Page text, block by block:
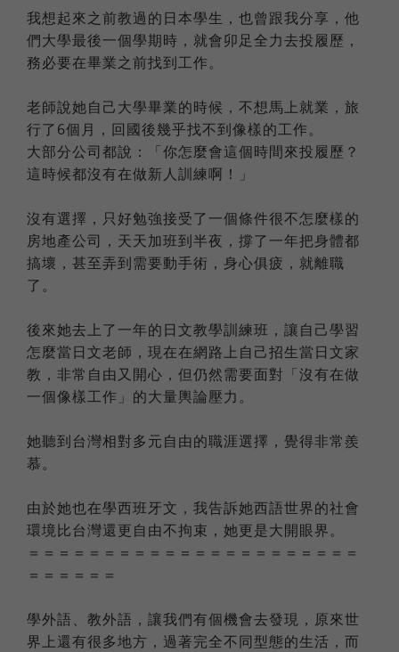
我想起來之前教過的日本學生，也曾跟我分享，他
們大學最後一個學期時，就會卯足全力去投履歷，
務必要在畢業之前找到工作。
老師說她自己大學畢業的時候，不想馬上就業，旅
行了6個月，回國後幾乎找不到像樣的工作。
大部分公司都說：「你怎麼會這個時間來投履歷？
這時候都沒有在做新人訓練啊！」
沒有選擇，只好勉強接受了一個條件很不怎麼樣的
房地產公司，天天加班到半夜，撐了一年把身體都
搞壞，甚至弄到需要動手術，身心俱疲，就離職
了。
後來她去上了一年的日文教學訓練班，讓自己學習
怎麼當日文老師，現在在網路上自己招生當日文家
教，非常自由又開心，但仍然需要面對「沒有在做
一個像樣工作」的大量輿論壓力。
她聽到台灣相對多元自由的職涯選擇，覺得非常羨
慕。
由於她也在學西班牙文，我告訴她西語世界的社會
環境比台灣還更自由不拘束，她更是大開眼界。
＝＝＝＝＝＝＝＝＝＝＝＝＝＝＝＝＝＝＝＝＝＝
＝＝＝＝＝＝
學外語、教外語，讓我們有個機會去發現，原來世
界上還有很多地方，過著完全不同型態的生活，而